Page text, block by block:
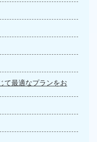
て最適なプランをお